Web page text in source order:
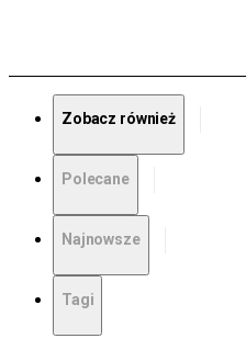
Zobacz również
Polecane
Najnowsze
Tagi